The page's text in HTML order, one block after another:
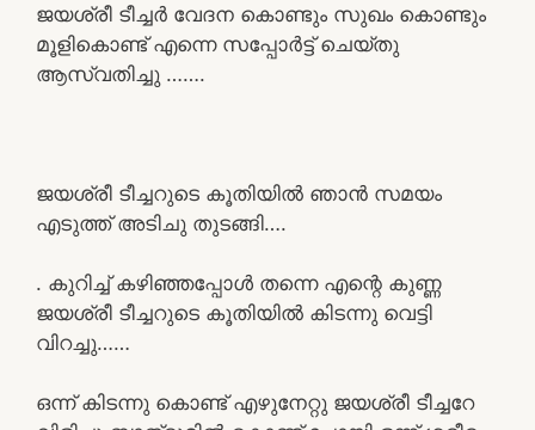
ജയശ്രീ ടീച്ചർ വേദന കൊണ്ടും സുഖം കൊണ്ടും
മൂളികൊണ്ട് എന്നെ സപ്പോർട്ട് ചെയ്തു
ആസ്വതിച്ചു …….
ജയശ്രീ ടീച്ചറുടെ കൂതിയിൽ ഞാൻ സമയം
എടുത്ത് അടിചു തുടങ്ങി….
. കുറിച്ച് കഴിഞ്ഞപ്പോൾ തന്നെ എന്റെ കുണ്ണ
ജയശ്രീ ടീച്ചറുടെ കൂതിയിൽ കിടന്നു വെട്ടി
വിറച്ചു……
ഒന്ന് കിടന്നു കൊണ്ട് എഴുനേറ്റു ജയശ്രീ ടീച്ചറേ